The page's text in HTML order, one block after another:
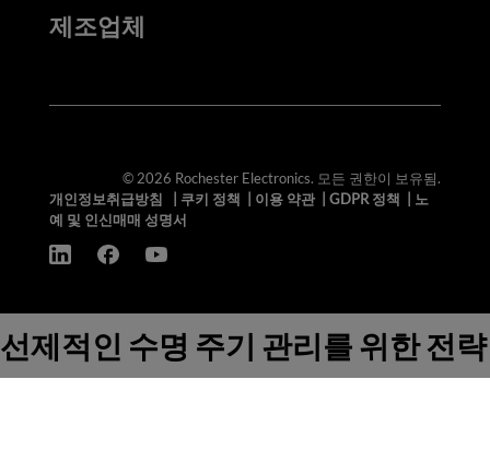
제조업체
© 2026 Rochester Electronics. 모든 권한이 보유됨.
개인정보취급방침
쿠키 정책 이용 약관| GDPR 정책
노
예 및 인신매매 성명서
선제적인 수명 주기 관리를 위한 전략